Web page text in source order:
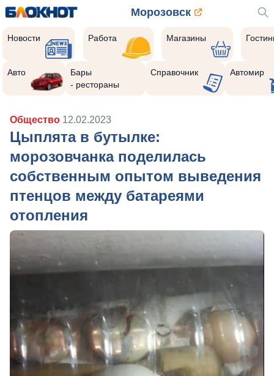
Морозовск
Новости Работа Магазины
Авто
Бары
- рестораны
Справочник Автомир
Общество 12.02.2023
Цыплята в бутылке:
морозовчанка поделилась
собственным опытом выведения
птенцов между батареями
отопления